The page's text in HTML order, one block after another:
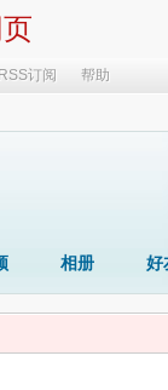
RSS订阅 帮助
相册 好